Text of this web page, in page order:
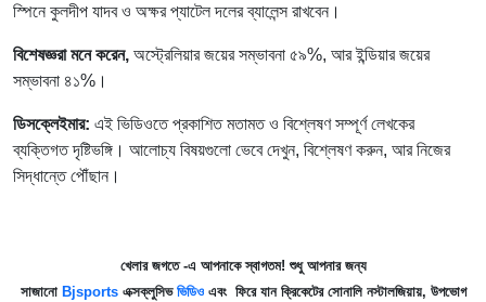
স্পিনে কুলদীপ যাদব ও অক্ষর প্যাটেল দলের ব্যালেন্স রাখবেন।
বিশেষজ্ঞরা মনে করেন, অস্ট্রেলিয়ার জয়ের সম্ভাবনা ৫৯%, আর ইন্ডিয়ার জয়ের
সম্ভাবনা ৪১%।
ডিসক্লেইমার: এই ভিডিওতে প্রকাশিত মতামত ও বিশ্লেষণ সম্পূর্ণ লেখকের
ব্যক্তিগত দৃষ্টিভঙ্গি। আলোচ্য বিষয়গুলো ভেবে দেখুন, বিশ্লেষণ করুন, আর নিজের
সিদ্ধান্তে পৌঁছান।
খেলার জগতে -এ আপনাকে স্বাগতম! শুধু আপনার জন্য
সাজানো Bjsportsএক্সক্লুসিভ ভিডিওএবং ফিরে যান ক্রিকেটের সোনালি নস্টালজিয়ায়, উপভোগ